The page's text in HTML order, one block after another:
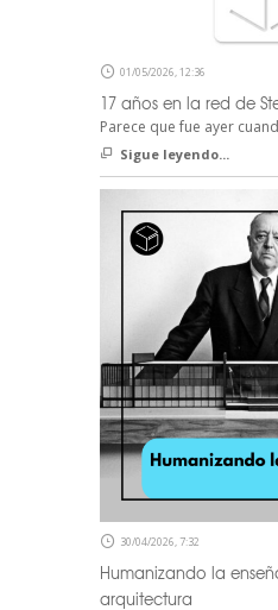
01/05/2026, 12:36
17 años en la red de
Parece que fue ayer
Sigue leyendo...
30/04/2026, 7:32
Humanizando la
arquitectura